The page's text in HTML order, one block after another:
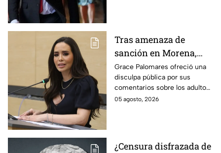
Tras amenaza de
sanción en Morena,
Grace Palomares pide
perdón a adultos
mayores
Grace Palomares ofreció una
disculpa pública por sus
comentarios sobre los adultos
mayores y aseguró que acatará
05 agosto, 2026
¿Censura disfrazada de